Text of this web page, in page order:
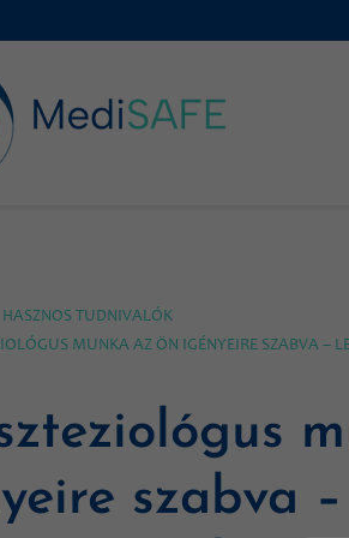
HASZNOS TUDNIVALÓK
MUNKA AZ ÖN IGÉNYEIRE SZABVA –
szabva